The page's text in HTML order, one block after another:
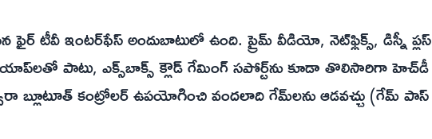
ఫైర్ టీవీ ఇంటర్‌ఫేస్ అందుబాటులో ఉంది. ప్రైమ్ వీడియో, నెట్‌ఫ్లిక్స్, డిస్నీ ప్లస్
పాటు, ఎక్స్‌బాక్స్ క్లౌడ్ గేమింగ్ సపోర్ట్‌ను కూడా తొలిసారిగా హెచ్‌డీ
బ్లూటూత్ కంట్రోలర్ ఉపయోగించి వందలాది గేమ్‌లను ఆడవచ్చు (గేమ్ పాస్